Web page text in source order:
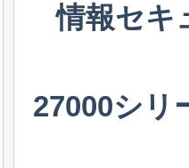
情報セキ
27000シリ